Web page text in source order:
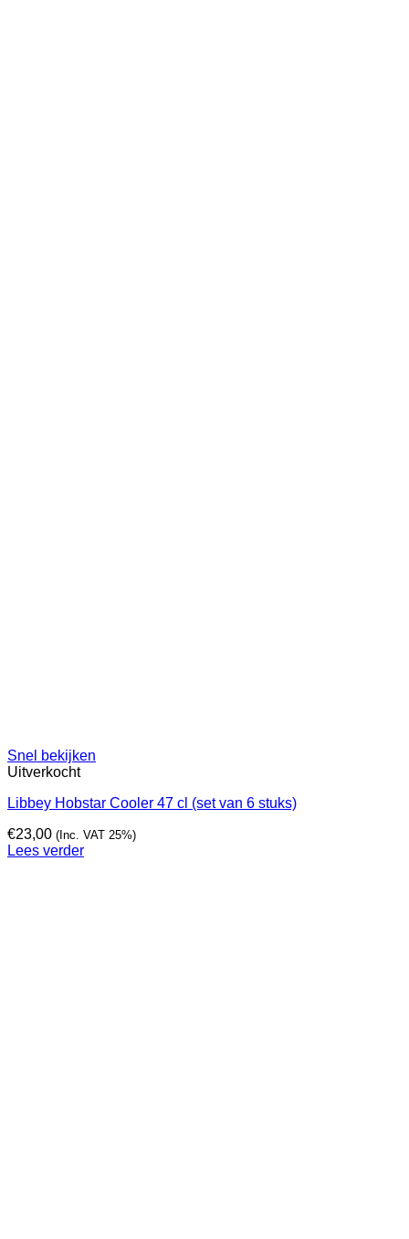
Snel bekijken
Uitverkocht
Libbey Hobstar Cooler 47 cl (set van 6 stuks)
€23,00 (Inc. VAT 25%)
Lees verder